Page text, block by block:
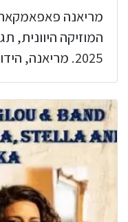
מריאנה
המוזיקה היוונית,
2025. מריאנה, הידועה